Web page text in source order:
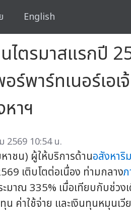
English
ไตรมาสแรกปี
ร์พาร์ทเนอร์เ
าฯ
2569 10:54 น.
าชน) ผู้ให้บริการด้านอสังหาริ
เติบโตต่อเนื่อง ท่ามกลาง
มาณ 335% เมื่อเทียบกับช่ว
น ค่าใช้จ่าย และเงินทุนหมุนเ